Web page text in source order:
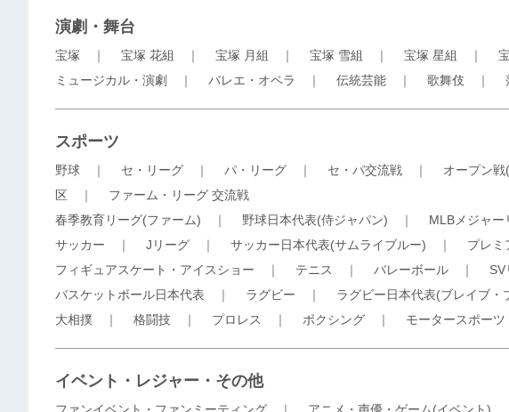
演劇・舞台
宝塚 ｜ 宝塚 花組 ｜ 宝塚 月組 ｜ 宝塚 雪組 ｜ 宝塚 星組 ｜
ミュージカル・演劇
｜ バレエ・オペラ ｜ 伝統芸能 ｜ 歌舞伎 ｜
スポーツ
野球 ｜ セ・リーグ ｜ パ・リーグ ｜ セ・パ交流戦 ｜ オープン
区 ｜ ファーム・リーグ 交流戦
春季教育リーグ(ファーム) ｜ 野球日本代表(侍ジャパン) ｜ MLBメジャー
サッカー ｜ Jリーグ ｜ サッカー日本代表(サムライブルー) ｜ プレミ
フィギュアスケート・アイスショー ｜ テニス ｜ バレーボール ｜ SV
バスケットボール日本代表 ｜ ラグビー ｜ ラグビー日本代表(ブレイブ・
大相撲 ｜ 格闘技 ｜ プロレス ｜ ボクシング ｜ モータースポーツ
イベント・レジャー・その他